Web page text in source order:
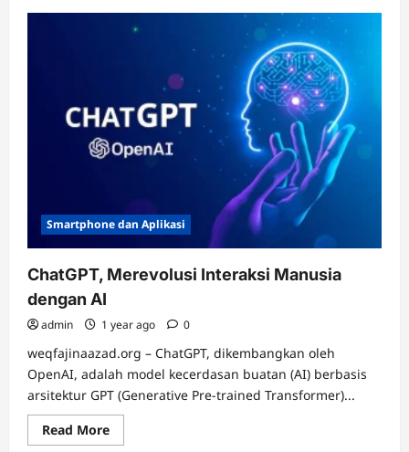
Mengenal
Threads,
Percakapan
Digital
Smartphone dan Aplikasi
ChatGPT, Merevolusi Interaksi Manusia
dengan AI
admin 1 year ago 0
weqfajinaazad.org – ChatGPT, dikembangkan oleh
OpenAI, adalah model kecerdasan buatan (AI) berbasis
arsitektur GPT (Generative Pre-trained Transformer)...
Read MoreRead
more